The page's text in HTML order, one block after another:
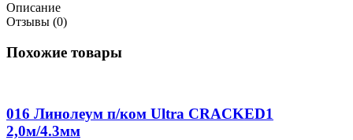
Описание
Отзывы (0)
Похожие товары
016 Линолеум п/ком Ultra СRACKED1
2,0м/4.3мм